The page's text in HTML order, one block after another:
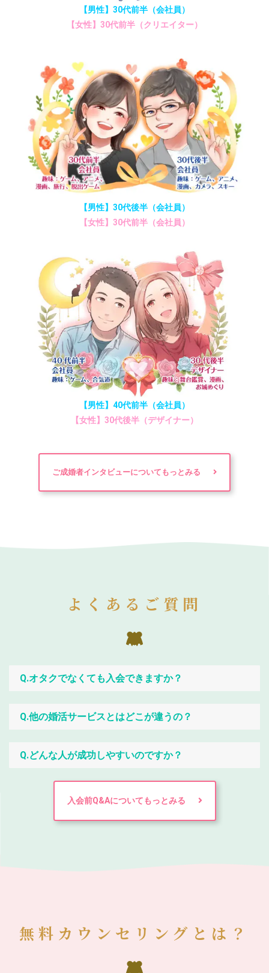
【男性】30代前半（会社員）
【女性】30代前半（クリエイター）
【男性】30代後半（会社員）
【女性】30代前半（会社員）
【男性】40代前半（会社員）
【女性】30代後半（デザイナー）
ご成婚者インタビューについてもっとみる
よくあるご質問
Q.オタクでなくても入会できますか？
Q.他の婚活サービスとはどこが違うの？
Q.どんな人が成功しやすいのですか？
入会前Q&Aについてもっとみる
無料カウンセリングとは？